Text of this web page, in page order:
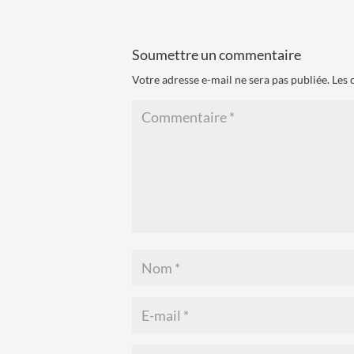
Soumettre un commentaire
Votre adresse e-mail ne sera pas publiée. Les